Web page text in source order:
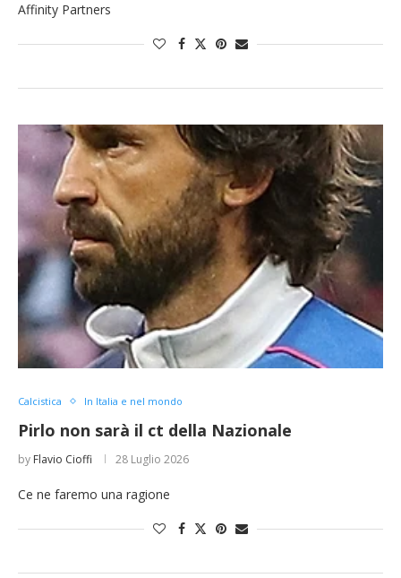
Affinity Partners
Calcistica In Italia e nel mondo
Pirlo non sarà il ct della Nazionale
by Flavio Cioffi 28 Luglio 2026
Ce ne faremo una ragione